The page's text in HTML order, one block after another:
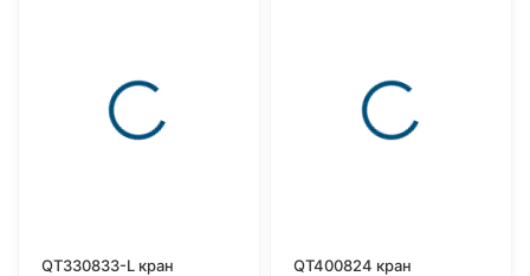
QT330833-L кран
QT400824 кран